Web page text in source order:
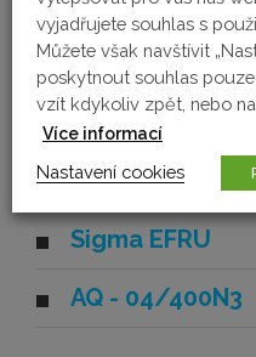
VÝTLAK
ČERPADLA
do 12m
POPTÁVKA
Sigma EFRU
AQ - 04/400N3
vyjadřujete souhlas s
Můžete však navštívit
poskytnout souhlas
vzít kdykoliv zpět, nebo
Více informací
Nastavení cookies